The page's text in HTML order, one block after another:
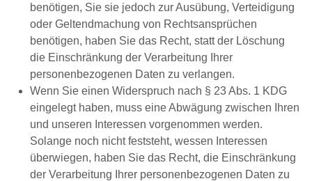
benötigen, Sie sie jedoch zur Ausübung, Verteidigung
oder Geltendmachung von Rechtsansprüchen
benötigen, haben Sie das Recht, statt der Löschung
die Einschränkung der Verarbeitung Ihrer
personenbezogenen Daten zu verlangen.
Wenn Sie einen Widerspruch nach § 23 Abs. 1 KDG
eingelegt haben, muss eine Abwägung zwischen Ihren
und unseren Interessen vorgenommen werden.
Solange noch nicht feststeht, wessen Interessen
überwiegen, haben Sie das Recht, die Einschränkung
der Verarbeitung Ihrer personenbezogenen Daten zu